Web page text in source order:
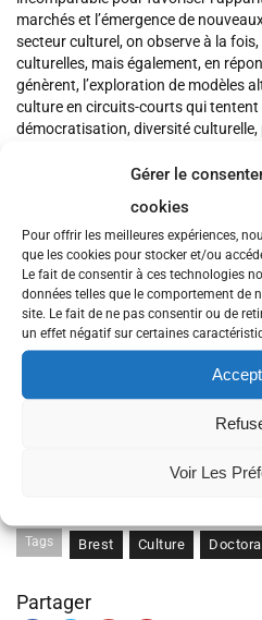
Gérer le
cookies
Pour offrir les meilleures expériences,
que les cookies pour stocker et/ou
Le fait de consentir à ces technologies
données telles que le comportement de
site. Le fait de ne pas consentir ou de
un effet négatif sur certaines
Voir Les
marchés et l’émergence de
secteur culturel, on observe à la
culturelles, mais également, en
génèrent, l’exploration de modèles
culture en circuits-courts qui tentent
démocratisation, diversité
Ces initiatives ont toujours existé
mais dans quelle mesure le
amplificateur de ces pratiques, et/ou
renouveler les formes de la
Plus précisément, le numérique
nouveaux acteurs issus des TIC qui
intermédiation de la filière, et,
type « circuit-court » qui fait appel
d’organisation basés sur la
la production, la programmation et
bottom-up » et inter-disciplinaire,
Tags Brest Culture
Partager